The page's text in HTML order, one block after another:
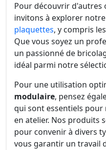
Pour découvrir d'autres
invitons à explorer
plaquettes, y compris
Que vous soyez un
un passionné de
idéal parmi notre
Pour une utilisation
modulaire, pensez
qui sont essentiels
en atelier. Nos produits
pour convenir à divers
vous garantir un travail